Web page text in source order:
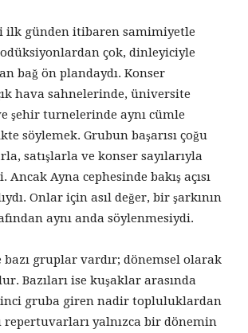
ilk günden itibaren samimiyetle
çok, dinleyiciyle
bağ ön plandaydı. Konser
hava sahnelerinde, üniversite
şehir turnelerinde aynı cümle
söylemek. Grubun başarısı çoğu
satışlarla ve konser sayılarıyla
Ayna cephesinde bakış açısı
Onlar için asıl değer, bir şarkının
aynı anda söylenmesiydi.
gruplar vardır; dönemsel olarak
Bazıları ise kuşaklar arasında
gruba giren nadir topluluklardan
yalnızca bir dönemin